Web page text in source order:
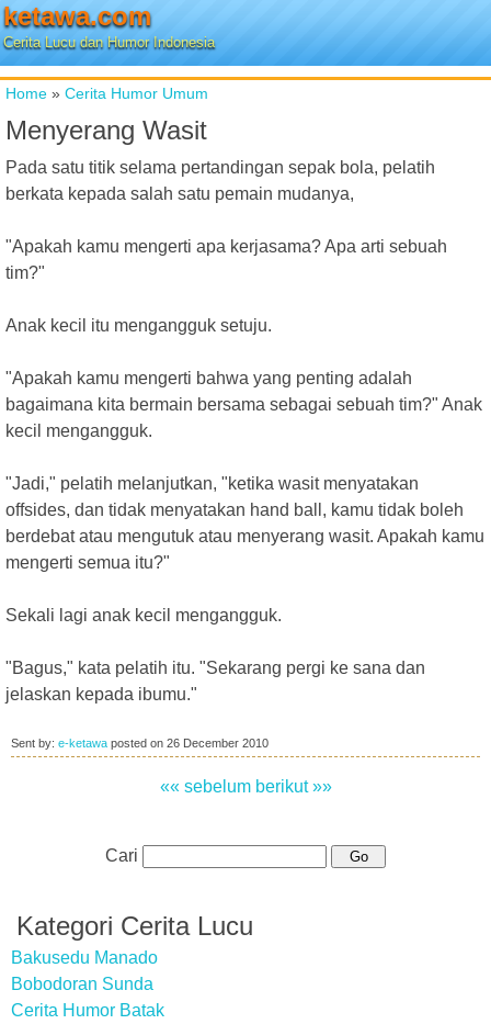
ketawa.com
Cerita Lucu dan Humor Indonesia
Home » Cerita Humor Umum
Menyerang Wasit
Pada satu titik selama pertandingan sepak bola, pelatih
berkata kepada salah satu pemain mudanya,
"Apakah kamu mengerti apa kerjasama? Apa arti sebuah
tim?"
Anak kecil itu mengangguk setuju.
"Apakah kamu mengerti bahwa yang penting adalah
bagaimana kita bermain bersama sebagai sebuah tim?" Anak
kecil mengangguk.
"Jadi," pelatih melanjutkan, "ketika wasit menyatakan
offsides, dan tidak menyatakan hand ball, kamu tidak boleh
berdebat atau mengutuk atau menyerang wasit. Apakah kamu
mengerti semua itu?"
Sekali lagi anak kecil mengangguk.
"Bagus," kata pelatih itu. "Sekarang pergi ke sana dan
jelaskan kepada ibumu."
Sent by: e-ketawa posted on 26 December 2010
«« sebelum berikut »»
Cari
Kategori Cerita Lucu
Bakusedu Manado
Bobodoran Sunda
Cerita Humor Batak